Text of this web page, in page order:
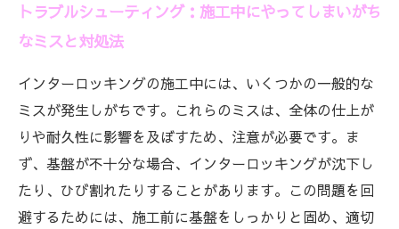
トラブルシューティング：施工中にやってしまいがち
なミスと対処法
インターロッキングの施工中には、いくつかの一般的な
ミスが発生しがちです。これらのミスは、全体の仕上が
りや耐久性に影響を及ぼすため、注意が必要です。ま
ず、基盤が不十分な場合、インターロッキングが沈下し
たり、ひび割れたりすることがあります。この問題を回
避するためには、施工前に基盤をしっかりと固め、適切